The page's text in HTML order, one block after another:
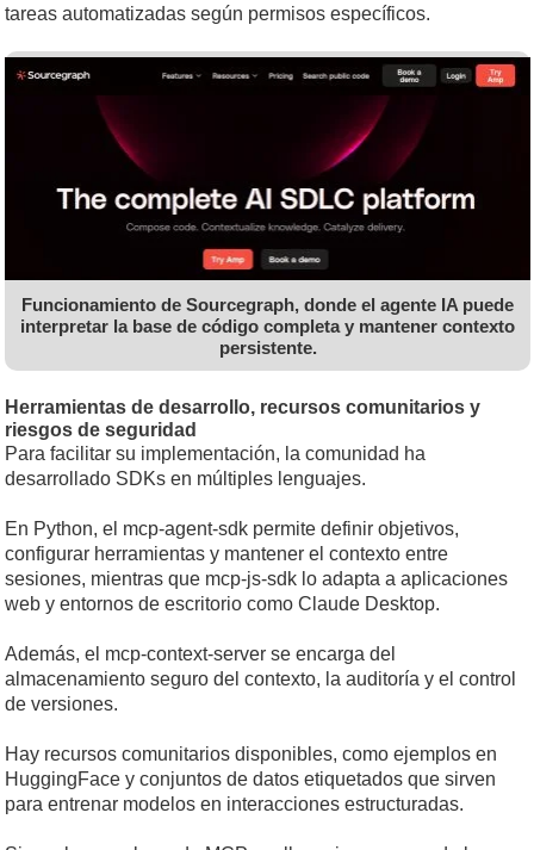
tareas automatizadas según permisos específicos.
Funcionamiento de Sourcegraph, donde el agente IA puede
interpretar la base de código completa y mantener contexto
persistente.
Herramientas de desarrollo, recursos comunitarios y
riesgos de seguridad
Para facilitar su implementación, la comunidad ha
desarrollado SDKs en múltiples lenguajes.
En Python, el mcp-agent-sdk permite definir objetivos,
configurar herramientas y mantener el contexto entre
sesiones, mientras que mcp-js-sdk lo adapta a aplicaciones
web y entornos de escritorio como Claude Desktop.
Además, el mcp-context-server se encarga del
almacenamiento seguro del contexto, la auditoría y el control
de versiones.
Hay recursos comunitarios disponibles, como ejemplos en
HuggingFace y conjuntos de datos etiquetados que sirven
para entrenar modelos en interacciones estructuradas.